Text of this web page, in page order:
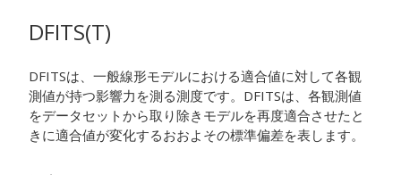
DFITS(T)
DFITSは、一般線形モデルにおける適合値に対して各観
測値が持つ影響力を測る測度です。DFITSは、各観測値
をデータセットから取り除きモデルを再度適合させたと
きに適合値が変化するおおよその標準偏差を表します。